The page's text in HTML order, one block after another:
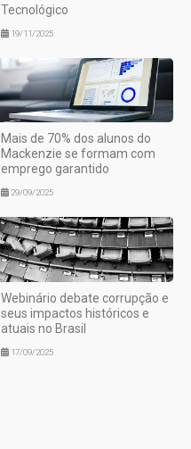
Tecnológico
19/11/2025
Mais de 70% dos alunos do
Mackenzie se formam com
emprego garantido
29/09/2025
Webinário debate corrupção e
seus impactos históricos e
atuais no Brasil
17/09/2025